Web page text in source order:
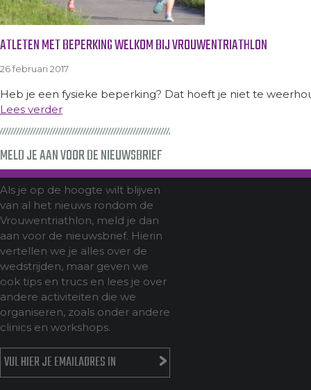
ATLETEN MET BEPERKING WELKOM BIJ VROUWENTRIATHLON
26 februari 2017
Heb je een fysieke beperking? Dat hoeft je niet te
Lees verder
MELD JE AAN VOOR DE NIEUWSBRIEF
Als je op de hoogte wilt blijven
van al het nieuws rondom de
Vrouwentriathlon, meld je dan
aan voor de nieuwsbrief. Hierin
vertellen we je alles over de
wedstrijden, maar geven we
ook tips en trucs en lees je over
andere activiteiten die we
organiseren, zoals onder andere
clinics en workshops.